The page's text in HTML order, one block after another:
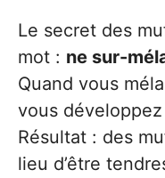
Le secret des
mot : ne sur-
Quand vous
vous
Résultat : des
lieu d’être